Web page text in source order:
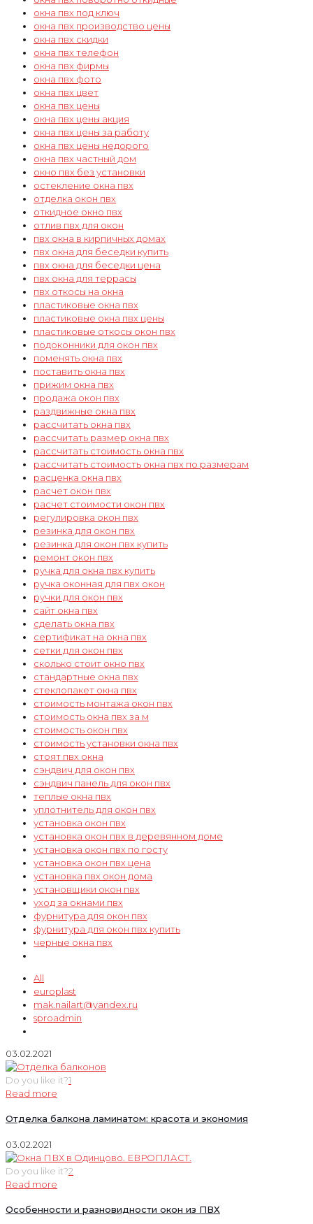
окна пвх под ключ
окна пвх производство цены
окна пвх скидки
окна пвх телефон
окна пвх фирмы
окна пвх фото
окна пвх цвет
окна пвх цены
окна пвх цены акция
окна пвх цены за работу
окна пвх цены недорого
окна пвх частный дом
окно пвх без установки
остекление окна пвх
отделка окон пвх
откидное окно пвх
отлив пвх для окон
пвх окна в кирпичных домах
пвх окна для беседки купить
пвх окна для беседки цена
пвх окна для террасы
пвх откосы на окна
пластиковые окна пвх
пластиковые окна пвх цены
пластиковые откосы окон пвх
подоконники для окон пвх
поменять окна пвх
поставить окна пвх
прижим окна пвх
продажа окон пвх
раздвижные окна пвх
рассчитать окна пвх
рассчитать размер окна пвх
рассчитать стоимость окна пвх
рассчитать стоимость окна пвх по размерам
расценка окна пвх
расчет окон пвх
расчет стоимости окон пвх
регулировка окон пвх
резинка для окон пвх
резинка для окон пвх купить
ремонт окон пвх
ручка для окна пвх купить
ручка оконная для пвх окон
ручки для окон пвх
сайт окна пвх
сделать окна пвх
сертификат на окна пвх
сетки для окон пвх
сколько стоит окно пвх
стандартные окна пвх
стеклопакет окна пвх
стоимость монтажа окон пвх
стоимость окна пвх за м
стоимость окон пвх
стоимость установки окна пвх
стоят пвх окна
сэндвич для окон пвх
сэндвич панель для окон пвх
теплые окна пвх
уплотнитель для окон пвх
установка окон пвх
установка окон пвх в деревянном доме
установка окон пвх по госту
установка окон пвх цена
установка пвх окон дома
установщики окон пвх
уход за окнами пвх
фурнитура для окон пвх
фурнитура для окон пвх купить
черные окна пвх
All
europlast
mak.nailart@yandex.ru
sproadmin
03.02.2021
Do you like it?1
Read more
Отделка балкона ламинатом: красота и экономия
03.02.2021
Do you like it?2
Read more
Особенности и разновидности окон из ПВХ